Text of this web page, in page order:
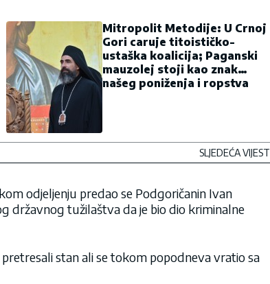
Mitropolit Metodije: U Crnoj
Gori caruje titoističko-
ustaška koalicija; Paganski
mauzolej stoji kao znak
našeg poniženja i ropstva
SLJEDEĆA VIJEST
odjeljenju predao se Podgoričanin Ivan
državnog tužilaštva da je bio dio kriminalne
stan ali se tokom popodneva vratio sa